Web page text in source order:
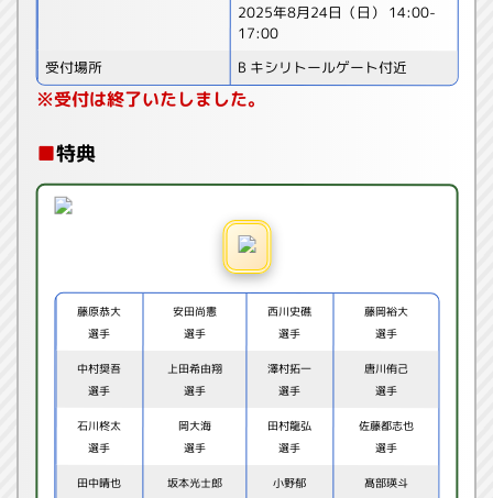
2025年8月24日（日） 14:00-
17:00
受付場所 B キシリトールゲート付近
※受付は終了いたしました。
■特典
藤原恭大
選手
安田尚憲
選手
西川史礁
選手
藤岡裕大
選手
中村奨吾
選手
上田希由翔
選手
澤村拓一
選手
唐川侑己
選手
石川柊太
選手
岡大海
選手
田村龍弘
選手
佐藤都志也
選手
田中晴也 坂本光士郎 小野郁 髙部瑛斗